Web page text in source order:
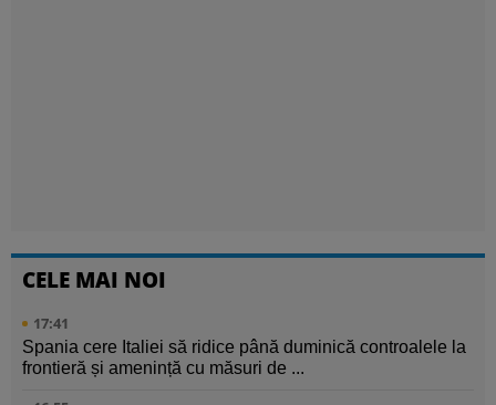
CELE MAI NOI
17:41
Spania cere Italiei să ridice până duminică controalele la
frontieră și amenință cu măsuri de ...